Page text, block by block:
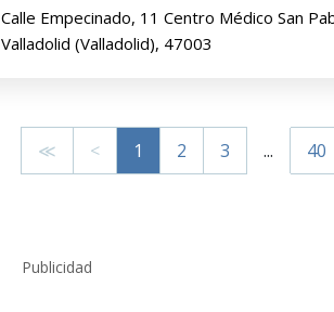
Calle Empecinado, 11 Centro Médico San
Valladolid (Valladolid), 47003
≪ < 1 2 3 ... 40
Publicidad